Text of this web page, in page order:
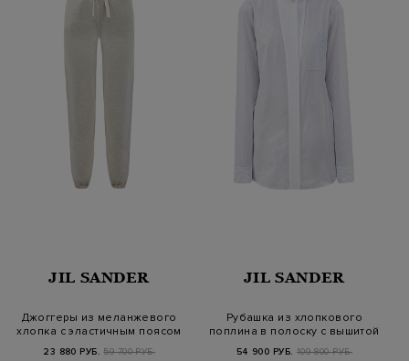
JIL SANDER
Джоггеры из меланжевого
хлопка с эластичным поясом
на…
23 880 РУБ. 59 700 РУБ.
JIL SANDER
Рубашка из хлопкового
поплина в полоску с вышитой
моно…
54 900 РУБ. 109 800 РУБ.